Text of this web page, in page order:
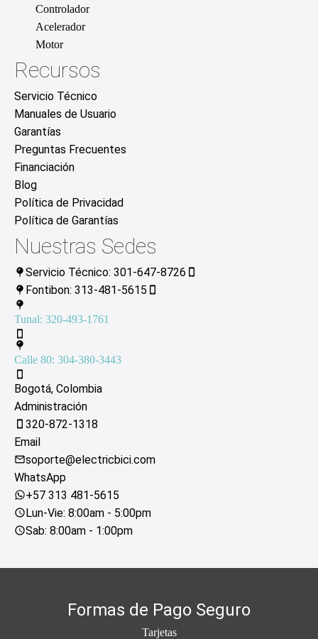
Controlador
Acelerador
Motor
Recursos
Servicio Técnico
Manuales de Usuario
Garantías
Preguntas Frecuentes
Financiación
Blog
Política de Privacidad
Política de Garantías
Nuestras Sedes
Servicio Técnico: 301-647-8726
Fontibon: 313-481-5615
Tunal: 320-493-1761
Calle 80: 304-380-3443
Bogotá, Colombia
Administración
320-872-1318
Email
soporte@electricbici.com
WhatsApp
+57 313 481-5615
Lun-Vie: 8:00am - 5:00pm
Sab: 8:00am - 1:00pm
Formas de Pago Seguro
Tarjetas